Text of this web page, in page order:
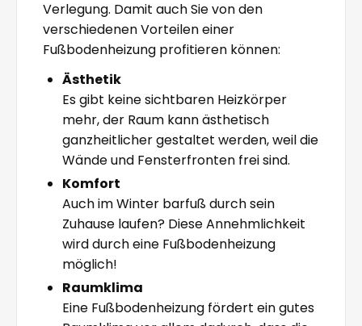
Verlegung. Damit auch Sie von den
verschiedenen Vorteilen einer
Fußbodenheizung profitieren können:
Ästhetik
Es gibt keine sichtbaren Heizkörper
mehr, der Raum kann ästhetisch
ganzheitlicher gestaltet werden, weil die
Wände und Fensterfronten frei sind.
Komfort
Auch im Winter barfuß durch sein
Zuhause laufen? Diese Annehmlichkeit
wird durch eine Fußbodenheizung
möglich!
Raumklima
Eine Fußbodenheizung fördert ein gutes